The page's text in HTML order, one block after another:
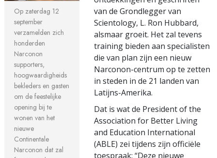
Op zaterdag 12
september
verzamelden zich
honderden
Narconon
supporters,
hoogwaardigheids
bekleders en gasten
om de feestelijke
opening bij te
wonen van het
nieuwe
Continentale
Narconon dat zal
van de Grondlegger van
Scientology, L. Ron Hubbard,
alsmaar groeit. Het zal tevens
training bieden aan specialisten
die van plan zijn een nieuw
Narconon-centrum op te zetten
in steden in de 21 landen van
Latijns-Amerika.
Dat is wat de President of the
Association for Better Living
and Education International
(ABLE) zei tijdens zijn officiële
toespraak: “Deze nieuwe